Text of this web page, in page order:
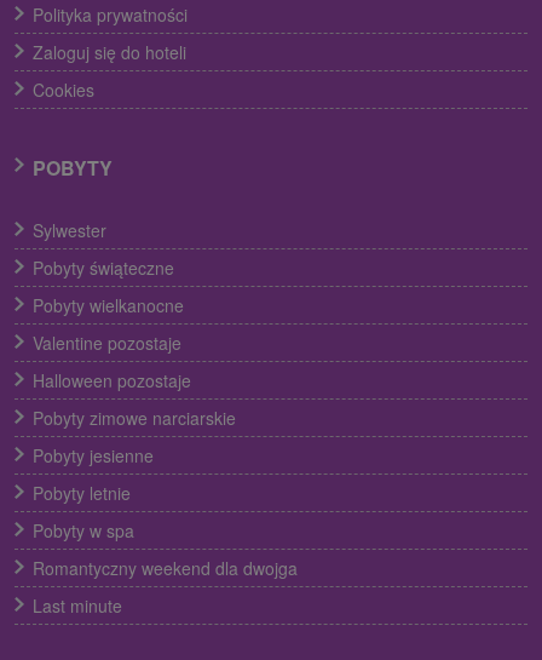
Polityka prywatności
Zaloguj się do hoteli
Cookies
POBYTY
Sylwester
Pobyty świąteczne
Pobyty wielkanocne
Valentine pozostaje
Halloween pozostaje
Pobyty zimowe narciarskie
Pobyty jesienne
Pobyty letnie
Pobyty w spa
Romantyczny weekend dla dwojga
Last minute